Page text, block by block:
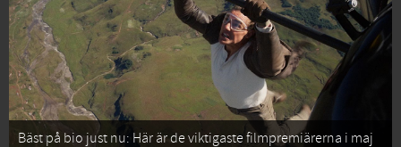
Bäst på bio just nu: Här är de viktigaste filmpremiärerna i maj